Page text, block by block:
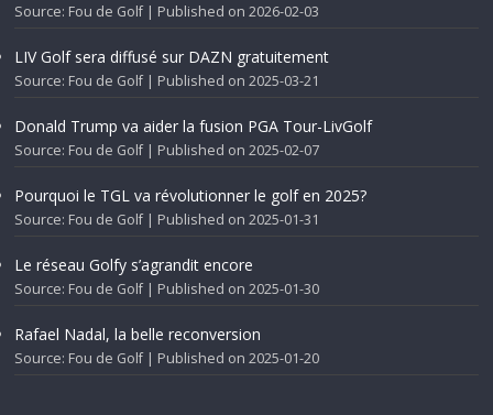
Source: Fou de Golf Published on 2026-02-03
LIV Golf sera diffusé sur DAZN gratuitement
Source: Fou de Golf Published on 2025-03-21
Donald Trump va aider la fusion PGA Tour-LivGolf
Source: Fou de Golf Published on 2025-02-07
Pourquoi le TGL va révolutionner le golf en 2025?
Source: Fou de Golf Published on 2025-01-31
Le réseau Golfy s’agrandit encore
Source: Fou de Golf Published on 2025-01-30
Rafael Nadal, la belle reconversion
Source: Fou de Golf Published on 2025-01-20